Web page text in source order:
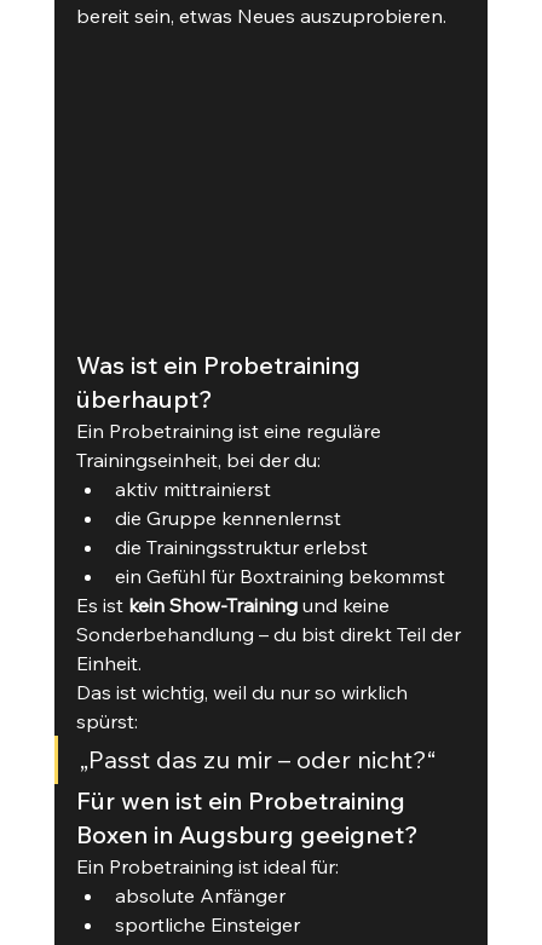
bereit sein, etwas Neues auszuprobieren.
Was ist ein Probetraining
überhaupt?
Ein Probetraining ist eine reguläre
Trainingseinheit, bei der du:
aktiv mittrainierst
die Gruppe kennenlernst
die Trainingsstruktur erlebst
ein Gefühl für Boxtraining bekommst
Es ist kein Show-Training und keine
Sonderbehandlung – du bist direkt Teil der
Einheit.
Das ist wichtig, weil du nur so wirklich
spürst:
„Passt das zu mir – oder nicht?“
Für wen ist ein Probetraining
Boxen in Augsburg geeignet?
Ein Probetraining ist ideal für:
absolute Anfänger
sportliche Einsteiger